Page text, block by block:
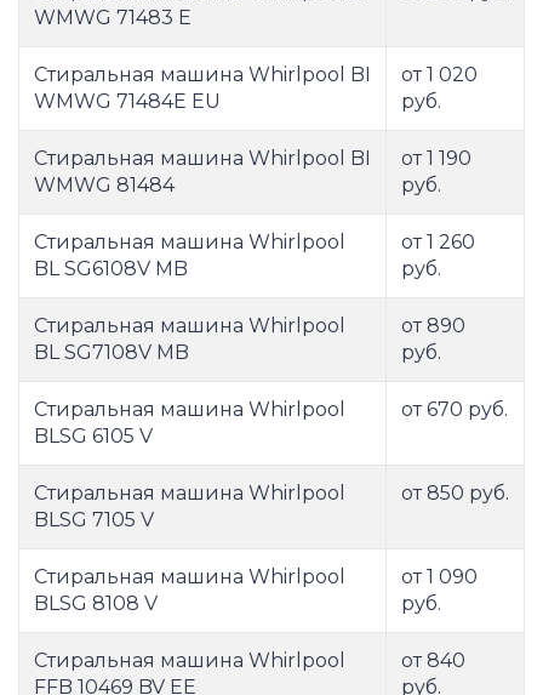
WMWG 71483 E
Стиральная машина Whirlpool BI
WMWG 71484E EU
от 1 020
руб.
Стиральная машина Whirlpool BI
WMWG 81484
от 1 190
руб.
Стиральная машина Whirlpool
BL SG6108V MB
от 1 260
руб.
Стиральная машина Whirlpool
BL SG7108V MB
от 890
руб.
Стиральная машина Whirlpool
BLSG 6105 V
от 670 руб.
Стиральная машина Whirlpool
BLSG 7105 V
от 850 руб.
Стиральная машина Whirlpool
BLSG 8108 V
от 1 090
руб.
Стиральная машина Whirlpool
FFB 10469 BV EE
от 840
руб.